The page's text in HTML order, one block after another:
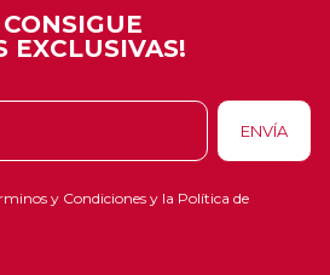
EXCLUSIVAS!
y Condiciones y la Política de